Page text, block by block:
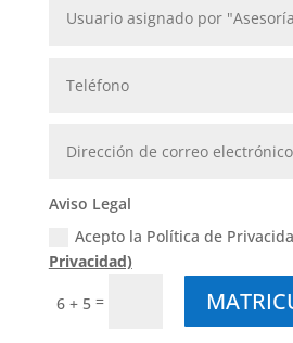
Aviso Legal
Acepto la Política de
Privacidad)
6 + 5=